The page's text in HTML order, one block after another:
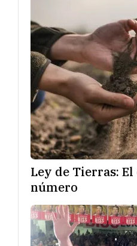
Ley de Tierras: El
número